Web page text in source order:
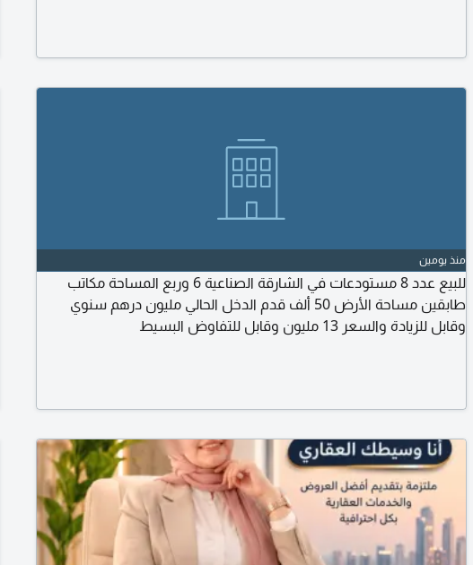
منذ يومين
للبيع عدد 8 مستودعات في الشارقة الصناعية 6 وربع المساحة مكاتب
طابقين مساحة الأرض 50 ألف قدم الدخل الحالي مليون درهم سنوي
وقابل للزيادة والسعر 13 مليون وقابل للتفاوض البسيط